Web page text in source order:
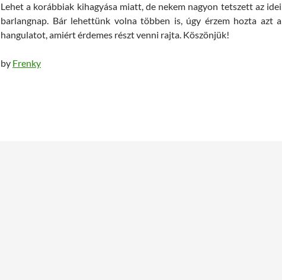
Lehet a korábbiak kihagyása miatt, de nekem nagyon tetszett az idei
barlangnap. Bár lehettünk volna többen is, úgy érzem hozta azt a
hangulatot, amiért érdemes részt venni rajta. Köszönjük!
by Frenky